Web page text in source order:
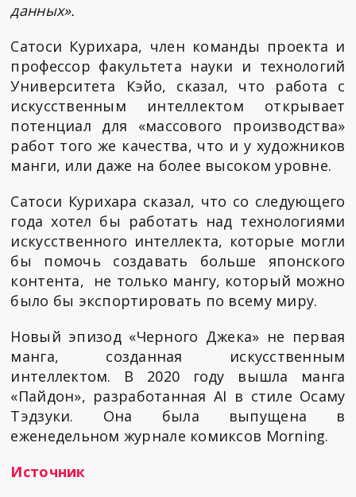
данных».
Сатоси Курихара, член команды проекта и
профессор факультета науки и технологий
Университета Кэйо, сказал, что работа с
искусственным интеллектом открывает
потенциал для «массового производства»
работ того же качества, что и у художников
манги, или даже на более высоком уровне.
Сатоси Курихара сказал, что со следующего
года хотел бы работать над технологиями
искусственного интеллекта, которые могли
бы помочь создавать больше японского
контента, не только мангу, который можно
было бы экспортировать по всему миру.
Новый эпизод «Черного Джека» не первая
манга, созданная искусственным
интеллектом. В 2020 году вышла манга
«Пайдон», разработанная AI в стиле Осаму
Тэдзуки. Она была выпущена в
еженедельном журнале комиксов Morning.
Источник